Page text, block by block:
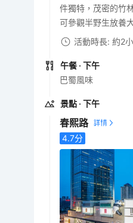
件獨特，茂密的竹
可參觀半野生放養
活動時長: 約2
午餐 · 下午
巴蜀風味
景點 · 下午
春熙路
4.7分